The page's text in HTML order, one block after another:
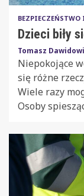
BEZPIECZEŃSTWO
Dzieci biły
Tomasz
Niepokojące
się różne
Wiele razy
Osoby